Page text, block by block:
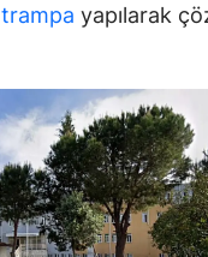
trampa yapılarak